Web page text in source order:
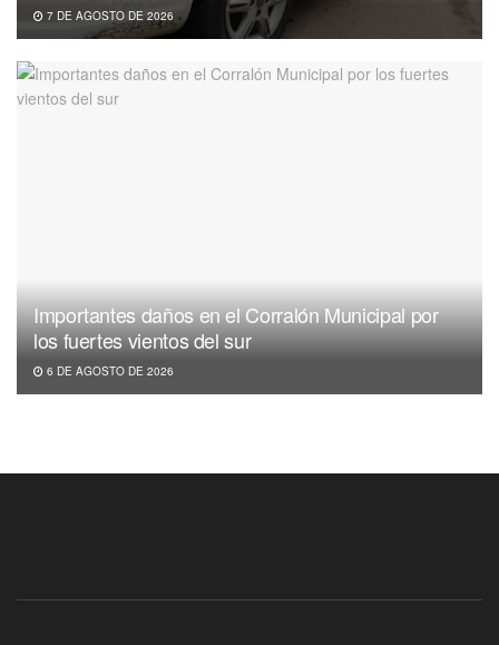
7 DE AGOSTO DE 2026
Importantes daños en el Corralón Municipal por
los fuertes vientos del sur
6 DE AGOSTO DE 2026